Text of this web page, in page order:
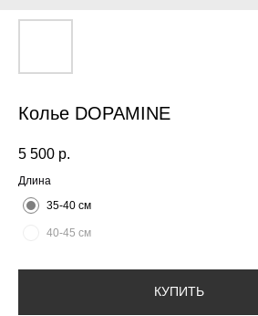
Колье DOPAMINE
5 500 р.
Длина
35-40 см
40-45 см
КУПИТЬ